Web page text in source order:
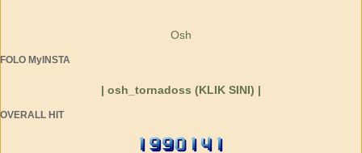
Osh
FOLO MyINSTA
| osh_tornadoss (KLIK SINI) |
OVERALL HIT